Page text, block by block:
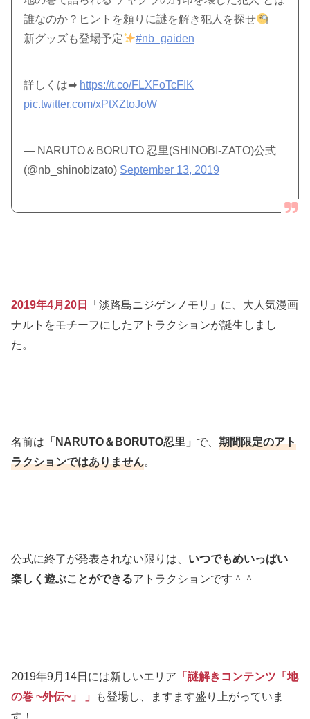
誰なのか？ヒントを頼りに謎を解き犯人を探せ
新グッズも登場予定
#nb_gaiden
詳しくは➡︎ https://t.co/FLXFoTcFIK
pic.twitter.com/xPtXZtoJoW
— NARUTO＆BORUTO 忍里(SHINOBI-ZATO)公式
(@nb_shinobizato) September 13, 2019
2019年4月20日
「淡路島ニジゲンノモリ」に、大人気漫画
ナルトをモチーフにしたアトラクションが誕生しまし
た。
名前は 「NARUTO＆BORUTO忍里」 で、期間限定のアト
ラクションではありません。
公式に終了が発表されない限りは、 いつでもめいっぱい
楽しく遊ぶことができるアトラクションです＾＾
2019年9月14日には新しいエリア 「謎解きコンテンツ「地
の巻 ~外伝~」 」
も登場し、ますます盛り上がっていま
す！